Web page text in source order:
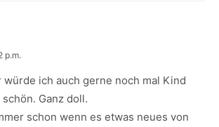
p.m.
würde ich auch gerne noch mal Kind
Ganz doll.
schon wenn es etwas neues von